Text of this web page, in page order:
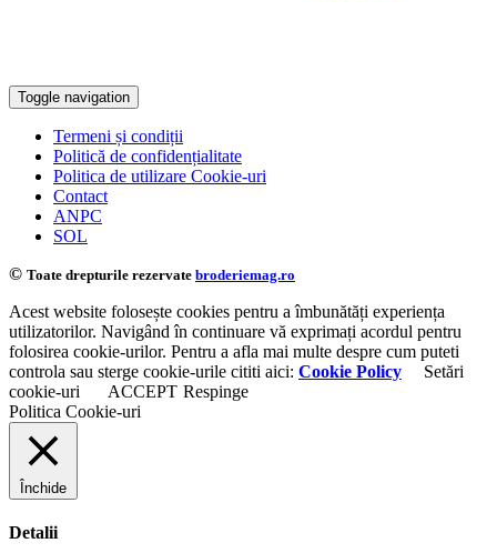
Toggle navigation
Termeni și condiții
Politică de confidențialitate
Politica de utilizare Cookie-uri
Contact
ANPC
SOL
© Toate drepturile rezervate broderiemag.ro
Acest website folosește cookies pentru a îmbunătăți experiența
utilizatorilor. Navigând în continuare vă exprimați acordul pentru
folosirea cookie-urilor. Pentru a afla mai multe despre cum puteti
controla sau sterge cookie-urile cititi aici: Cookie Policy
Setări
cookie-uri
ACCEPT Respinge
Politica Cookie-uri
Închide
Detalii